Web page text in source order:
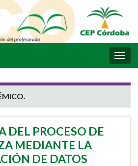
la
DEL PROCESO DE
MEDIANTE LA
DE DATOS